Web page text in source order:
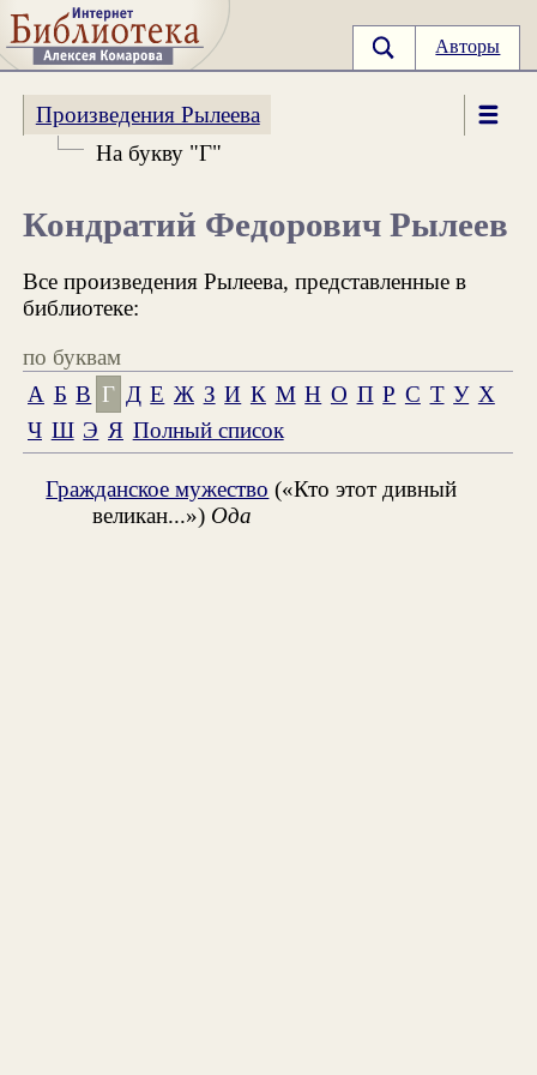
Авторы
Произведения Рылеева
На букву "Г"
Кондратий Федорович Рылеев
Все произведения Рылеева, представленные в
библиотеке:
по буквам
А Б В Г Д Е Ж З И К М Н О П Р С Т У Х
Ч Ш Э Я Полный список
Гражданское мужество («Кто этот дивный
великан...») Ода